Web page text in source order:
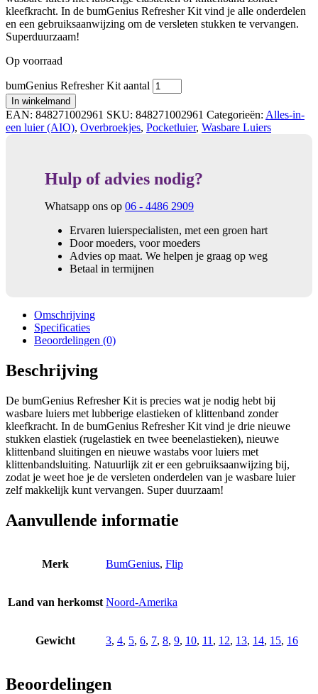
kleefkracht. In de bumGenius Refresher Kit vind je alle onderdelen
en een gebruiksaanwijzing om de versleten stukken te vervangen.
Superduurzaam!
Op voorraad
bumGenius Refresher Kit aantal
In winkelmand
EAN: 848271002961 SKU: 848271002961 Categorieën: Alles-in-
een luier (AIO), Overbroekjes, Pocketluier, Wasbare Luiers
Hulp of advies nodig?
Whatsapp ons op 06 - 4486 2909
Ervaren luierspecialisten, met een groen hart
Door moeders, voor moeders
Advies op maat. We helpen je graag op weg
Betaal in termijnen
Omschrijving
Specificaties
Beoordelingen (0)
Beschrijving
De bumGenius Refresher Kit is precies wat je nodig hebt bij
wasbare luiers met lubberige elastieken of klittenband zonder
kleefkracht. In de bumGenius Refresher Kit vind je drie nieuwe
stukken elastiek (rugelastiek en twee beenelastieken), nieuwe
klittenband sluitingen en nieuwe wastabs voor luiers met
klittenbandsluiting. Natuurlijk zit er een gebruiksaanwijzing bij,
zodat je weet hoe je de versleten onderdelen van je wasbare luier
zelf makkelijk kunt vervangen. Super duurzaam!
Aanvullende informatie
Merk BumGenius, Flip
Land van herkomst Noord-Amerika
Gewicht 3, 4, 5, 6, 7, 8, 9, 10, 11 , 12, 13, 14, 15, 16
Beoordelingen